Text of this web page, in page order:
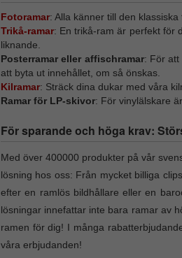
Fotoramar: Alla känner till den
Trikå-ramar: En trikå-ram är perfekt för
liknande.
Posterramar eller affischramar: För att
att byta ut innehållet, om så önskas.
Kilramar: Sträck dina dukar med våra
Ramar för LP-skivor: För vinylälskare
För sparande och höga krav:
Med över 400000 produkter på vår
lösning hos oss: Från mycket billiga
efter en ramlös bildhållare eller en
lösningar innefattar inte bara ramar av
ramen för dig! I många
våra erbjudanden!